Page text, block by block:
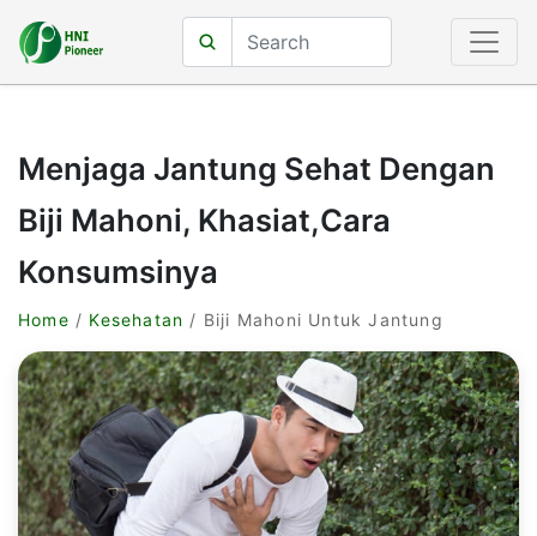
Menjaga Jantung Sehat Dengan
Biji Mahoni, Khasiat,Cara
Konsumsinya
Home / Kesehatan / Biji Mahoni Untuk Jantung